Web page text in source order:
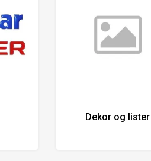
Dekor og lister